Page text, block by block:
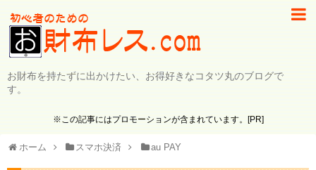
お財布を持たずに出かけたい、お得好きなコタツ丸のブログで
す。
※この記事にはプロモーションが含まれています。[PR]
ホーム スマホ決済 au PAY